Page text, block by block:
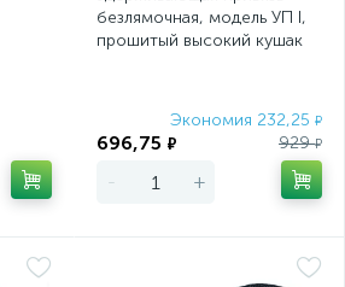
безлямочная, модель УП I,
прошитый высокий кушак
Экономия 232,25 ₽
696,75 ₽ 929₽
- +